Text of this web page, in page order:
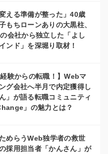
変える準備が整った」40歳
もちローンありの大黒柱、
会社から独立した「よし
ンド」を深堀り取材！
経験からの転職！】Webマ
グ会社へ半月で内定獲得し
」が語る転職コミュニティ
」の魅力とは？
ためらうWeb独学者の救世
採用担当者「かんさん」が